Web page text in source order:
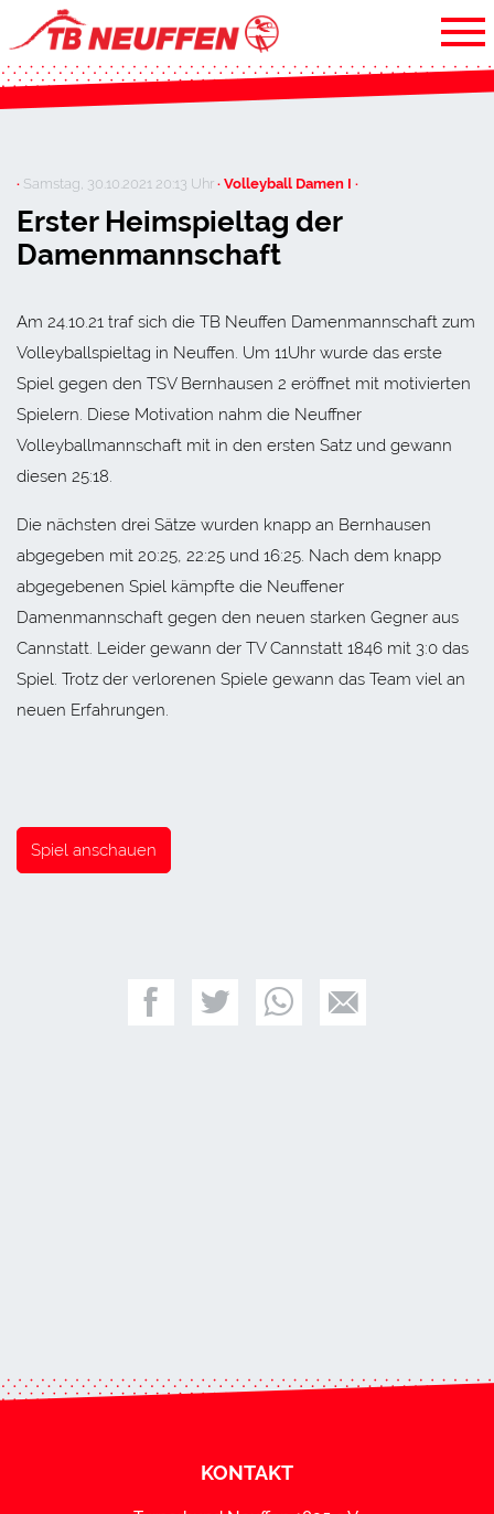
· Samstag, 30.10.2021 20:13 Uhr· Volleyball Damen I ·
Erster Heimspieltag der
Damenmannschaft
Am 24.10.21 traf sich die TB Neuffen Damenmannschaft zum
Volleyballspieltag in Neuffen. Um 11Uhr wurde das erste
Spiel gegen den TSV Bernhausen 2 eröffnet mit motivierten
Spielern. Diese Motivation nahm die Neuffner
Volleyballmannschaft mit in den ersten Satz und gewann
diesen 25:18.
Die nächsten drei Sätze wurden knapp an Bernhausen
abgegeben mit 20:25, 22:25 und 16:25. Nach dem knapp
abgegebenen Spiel kämpfte die Neuffener
Damenmannschaft gegen den neuen starken Gegner aus
Cannstatt. Leider gewann der TV Cannstatt 1846 mit 3:0 das
Spiel. Trotz der verlorenen Spiele gewann das Team viel an
neuen Erfahrungen.
Spiel anschauen
KONTAKT